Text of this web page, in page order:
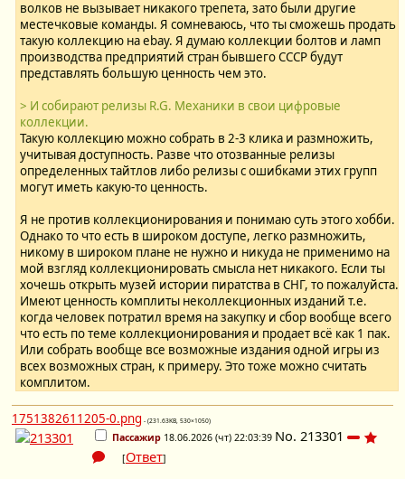
волков не вызывает никакого трепета, зато были другие
местечковые команды. Я сомневаюсь, что ты сможешь продать
такую коллекцию на ebay. Я думаю коллекции болтов и ламп
производства предприятий стран бывшего СССР будут
представлять большую ценность чем это.
> И собирают релизы R.G. Механики в свои цифровые
коллекции.
Такую коллекцию можно собрать в 2-3 клика и размножить,
учитывая доступность. Разве что отозванные релизы
определенных тайтлов либо релизы с ошибками этих групп
могут иметь какую-то ценность.
Я не против коллекционирования и понимаю суть этого хобби.
Однако то что есть в широком доступе, легко размножить,
никому в широком плане не нужно и никуда не применимо на
мой взгляд коллекционировать смысла нет никакого. Если ты
хочешь открыть музей истории пиратства в СНГ, то пожалуйста.
Имеют ценность комплиты неколлекционных изданий т.е.
когда человек потратил время на закупку и сбор вообще всего
что есть по теме коллекционирования и продает всё как 1 пак.
Или собрать вообще все возможные издания одной игры из
всех возможных стран, к примеру. Это тоже можно считать
комплитом.
1751382611205-0.png - (231.63KB, 530×1050)
Пассажир 18.06.2026 (чт) 22:03:39 No. 213301
[Ответ]